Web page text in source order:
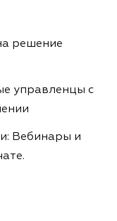
решение
управленцы с
Вебинары и